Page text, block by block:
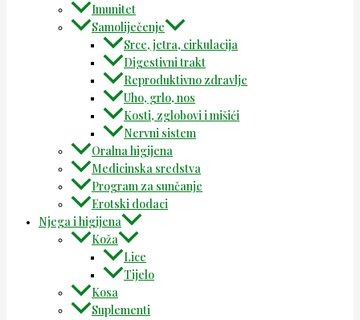
Imunitet
Samoliječenje
Srce, jetra, cirkulacija
Digestivni trakt
Reproduktivno zdravlje
Uho, grlo, nos
Kosti, zglobovi i mišići
Nervni sistem
Oralna higijena
Medicinska sredstva
Program za sunčanje
Erotski dodaci
Njega i higijena
Koža
Lice
Tijelo
Kosa
Suplementi